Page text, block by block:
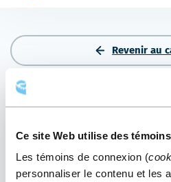
Ce site Web utilise des
Les témoins de connexion (
personnaliser le contenu et les
Revenir au
LANCEMENT ET
VAPRD
1 février 2024
Événement passé